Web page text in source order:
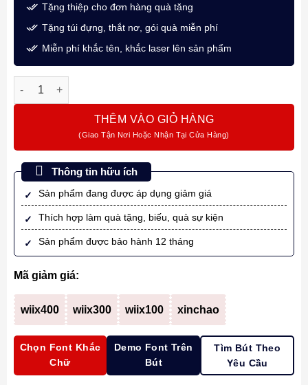
Tặng thiệp cho đơn hàng quà tặng
Tặng túi đựng, thắt nơ, gói quà miễn phí
Miễn phí khắc tên, khắc laser lên sản phẩm
Bút Ký Dạ Bi Faber-Castell Neo Slim Stainless Steel Silver
THÊM VÀO GIỎ HÀNG
Thông tin hữu ích
Sản phẩm đang được áp dụng giảm giá
Thích hợp làm quà tặng, biếu, quà sự kiện
Sản phẩm được bảo hành 12 tháng
Mã giảm giá:
wiix400 wiix300 wiix100 xinchao
Chọn Font Khắc
Chữ
Demo Font Trên
Bút
Tìm Bút Theo
Yêu Cầu